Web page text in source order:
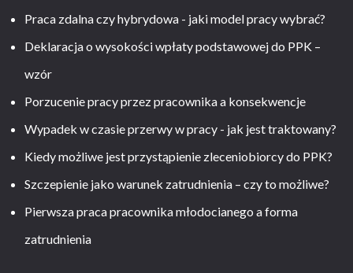
Praca zdalna czy hybrydowa - jaki model pracy wybrać?
Deklaracja o wysokości wpłaty podstawowej do PPK –
wzór
Porzucenie pracy przez pracownika a konsekwencje
Wypadek w czasie przerwy w pracy - jak jest traktowany?
Kiedy możliwe jest przystąpienie zleceniobiorcy do PPK?
Szczepienie jako warunek zatrudnienia – czy to możliwe?
Pierwsza praca pracownika młodocianego a forma
zatrudnienia